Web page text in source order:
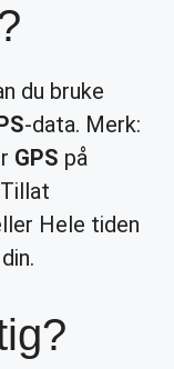
du bruke
-data. Merk:
GPS på
Hele tiden